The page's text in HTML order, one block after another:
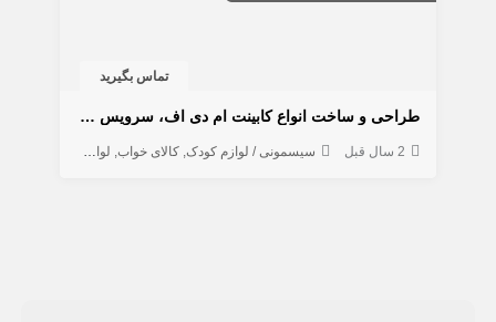
تماس بگیرید
طراحی و ساخت انواع کابینت ام دی اف، سرویس خواب
2 سال قبل سیسمونی / لوازم کودک کالای خواب لوازم چوبی / مبلمان